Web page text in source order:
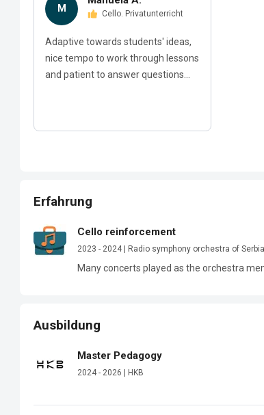
M Cello. Privatunterricht
Adaptive towards students' ideas,
nice tempo to work through lessons
and patient to answer questions...
Erfahrung
Cello reinforcement
2023 - 2024 | Radio symphony orchestra of Serbia
Many concerts played as the orchestra
Ausbildung
Master Pedagogy
2024 - 2026 | HKB